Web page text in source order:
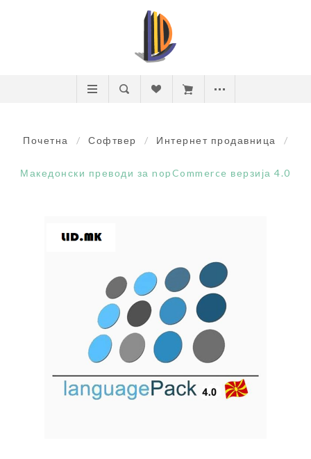
Почетна / Софтвер / Интернет продавница /
Македонски преводи за nopCommerce верзија 4.0